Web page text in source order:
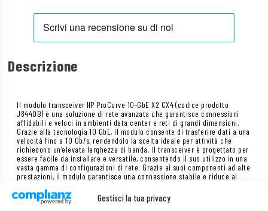
Gestisci la tua privacy
Descrizione
Il modulo transceiver HP ProCurve 10-GbE X2 CX4 (codice prodotto
J8440B) è una soluzione di rete avanzata che garantisce connessioni
affidabili e veloci in ambienti data center e reti di grandi dimensioni.
Grazie alla tecnologia 10 GbE, il modulo consente di trasferire dati a una
velocità fino a 10 Gb/s, rendendolo la scelta ideale per attività che
richiedono un’elevata larghezza di banda. Il transceiver è progettato per
essere facile da installare e versatile, consentendo il suo utilizzo in una
vasta gamma di configurazioni di rete. Grazie ai suoi componenti ad alte
prestazioni, il modulo garantisce una connessione stabile e riduce al
compatibile con molti dispositivi HP ProCurve, facilitando l’integrazione
nelle infrastrutture di rete esistenti. Investite nell’affidabilità e nelle